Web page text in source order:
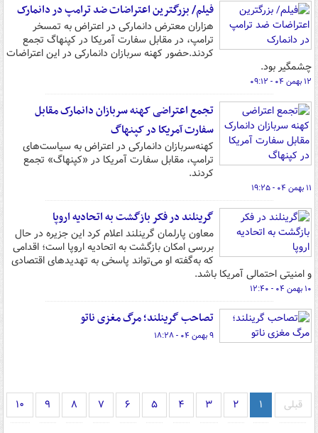
فیلم/ بزرگترین اعتراضات ضد ترامپ در دانمارک
هزاران معترض دانمارکی در اعتراض به تمسخر
ترامپ، در مقابل سفارت آمریکا در کپنهاگ تجمع
کردند.حضور کهنه سربازان دانمارکی در این اعتراضات
چشمگیر بود.
۱۲ بهمن ۰۴ - ۰۹:۱۲
تجمع اعتراضی کهنه سربازان دانمارک مقابل
سفارت آمریکا در کپنهاگ
کهنه‌سربازان دانمارکی در اعتراض به سیاست‌های
ترامپ، مقابل سفارت آمریکا در «کپنهاگ» تجمع
کردند.
۱۱ بهمن ۰۴ - ۱۹:۲۵
گرینلند در فکر بازگشت به اتحادیه اروپا
معاون پارلمان گرینلند اعلام کرد این جزیره در حال
بررسی امکان بازگشت به اتحادیه اروپا است؛ اقدامی
که به‌گفته او می‌تواند پاسخی به تهدیدهای اقتصادی
و امنیتی احتمالی آمریکا باشد.
۱۰ بهمن ۰۴ - ۱۲:۴۰
تصاحب گرینلند؛ مرگ مغزی ناتو
۹ بهمن ۰۴ - ۱۸:۲۸
قبلی ۱ ۲ ۳ ۴ ۵ ۶ ۷ ۸ ۹ ۱۰